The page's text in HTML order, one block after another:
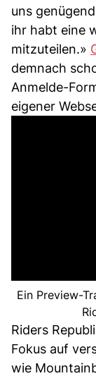
uns
ihr habt eine
mitzuteilen.»
demnach
Anmelde-
eigener
Ein Preview-
Riders
Fokus auf
wie